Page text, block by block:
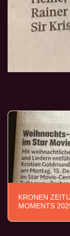
KRONEN
MOMENTS